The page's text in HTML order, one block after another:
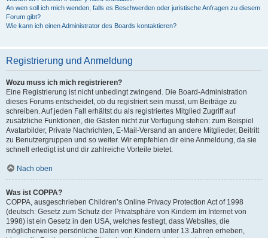
An wen soll ich mich wenden, falls es Beschwerden oder juristische Anfragen zu diesem
Forum gibt?
Wie kann ich einen Administrator des Boards kontaktieren?
Registrierung und Anmeldung
Wozu muss ich mich registrieren?
Eine Registrierung ist nicht unbedingt zwingend. Die Board-Administration
dieses Forums entscheidet, ob du registriert sein musst, um Beiträge zu
schreiben. Auf jeden Fall erhältst du als registriertes Mitglied Zugriff auf
zusätzliche Funktionen, die Gästen nicht zur Verfügung stehen: zum Beispiel
Avatarbilder, Private Nachrichten, E-Mail-Versand an andere Mitglieder, Beitritt
zu Benutzergruppen und so weiter. Wir empfehlen dir eine Anmeldung, da sie
schnell erledigt ist und dir zahlreiche Vorteile bietet.
Nach oben
Was ist COPPA?
COPPA, ausgeschrieben Children’s Online Privacy Protection Act of 1998
(deutsch: Gesetz zum Schutz der Privatsphäre von Kindern im Internet von
1998) ist ein Gesetz in den USA, welches festlegt, dass Websites, die
möglicherweise persönliche Daten von Kindern unter 13 Jahren erheben,